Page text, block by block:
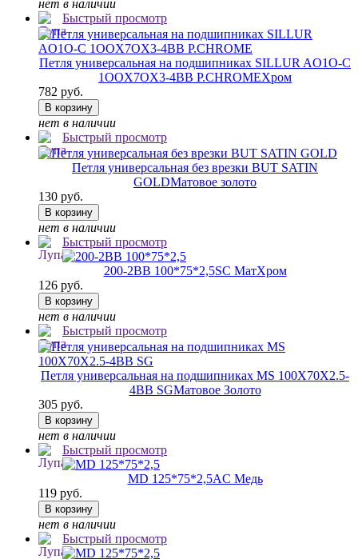
нет в наличии
Быстрый просмотр
Петля универсальная на подшипниках SILLUR AO1O-C
1OOX7OX3-4BB P.CHROMEХром
782 руб.
В корзину
нет в наличии
Быстрый просмотр
Петля универсальная без врезки BUT SATIN
GOLDМатовое золото
130 руб.
В корзину
нет в наличии
Быстрый просмотр
200-2BB 100*75*2,5SC МатХром
126 руб.
В корзину
нет в наличии
Быстрый просмотр
Петля универсальная на подшипниках MS 100X70X2.5-
4BB SGМатовое Золото
305 руб.
В корзину
нет в наличии
Быстрый просмотр
MD 125*75*2,5AC Медь
119 руб.
В корзину
нет в наличии
Быстрый просмотр